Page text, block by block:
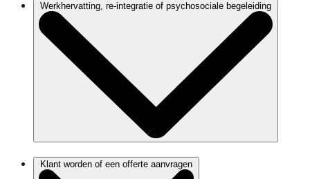
Werkhervatting, re-integratie of psychosociale begeleiding
Klant worden of een offerte aanvragen